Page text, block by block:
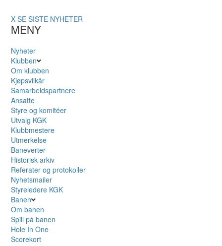
X SE SISTE NYHETER
MENY
Nyheter
Klubben
Om klubben
Kjøpsvilkår
Samarbeidspartnere
Ansatte
Styre og komitéer
Utvalg KGK
Klubbmestere
Utmerkelse
Baneverter
Historisk arkiv
Referater og protokoller
Nyhetsmailer
Styreledere KGK
Banen
Om banen
Spill på banen
Hole In One
Scorekort